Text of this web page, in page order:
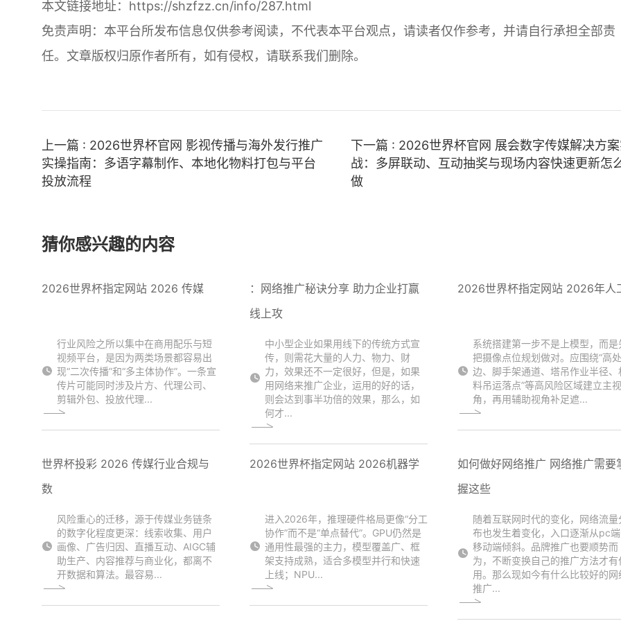
本文链接地址： https://shzfzz.cn/info/287.html
免责声明：本平台所发布信息仅供参考阅读，不代表本平台观点，请读者仅作参考，并请自行承担全部责
任。文章版权归原作者所有，如有侵权，请联系我们删除。
上一篇 : 2026世界杯官网 影视传播与海外发行推广
实操指南：多语字幕制作、本地化物料打包与平台
投放流程
下一篇 : 2026世界杯官网 展会数字传媒解决方
战：多屏联动、互动抽奖与现场内容快速更新怎
做
猜你感兴趣的内容
2026世界杯指定网站 2026 传媒
行业风险之所以集中在商用配乐与短
视频平台，是因为两类场景都容易出
现“二次传播”和“多主体协作”。一条宣
传片可能同时涉及片方、代理公司、
剪辑外包、投放代理...
：网络推广秘诀分享 助力企业打赢
线上攻
中小型企业如果用线下的传统方式宣
传，则需花大量的人力、物力、财
力，效果还不一定很好，但是，如果
用网络来推广企业，运用的好的话，
则会达到事半功倍的效果，那么，如
何才...
2026世界杯指定网站 2026年人
系统搭建第一步不是上模型，而是
把摄像点位规划做对。应围绕“高
边、脚手架通道、塔吊作业半径、
料吊运落点”等高风险区域建立主视
角，再用辅助视角补足遮...
世界杯投彩 2026 传媒行业合规与
数
风险重心的迁移，源于传媒业务链条
的数字化程度更深：线索收集、用户
画像、广告归因、直播互动、AIGC辅
助生产、内容推荐与商业化，都离不
开数据和算法。最容易...
2026世界杯指定网站 2026机器学
进入2026年，推理硬件格局更像“分工
协作”而不是“单点替代”。GPU仍然是
通用性最强的主力，模型覆盖广、框
架支持成熟，适合多模型并行和快速
上线；NPU...
如何做好网络推广 网络推广需要
握这些
随着互联网时代的变化，网络流量
布也发生着变化，入口逐渐从pc
移动端倾斜。品牌推广也要顺势而
为，不断变换自己的推广方法才有
用。那么现如今有什么比较好的网
推广...